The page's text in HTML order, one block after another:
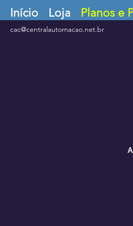
Início Loja Planos e
cac@centralautomacao.net.br